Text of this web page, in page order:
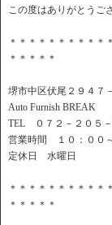
この度はありがとうご
＊＊＊＊＊＊＊＊＊＊
＊＊＊＊＊
堺市中区伏尾２９４７
Auto Furnish BREAK
TEL ０７２－２０５
営業時間 １０：００
定休日 水曜日
＊＊＊＊＊＊＊＊＊＊
＊＊＊＊＊